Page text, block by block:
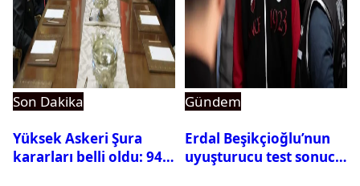
Son Dakika
Yüksek Askeri Şura
kararları belli oldu: 94
Gündem
Erdal Beşikçioğlu’nun
uyuşturucu test sonucu